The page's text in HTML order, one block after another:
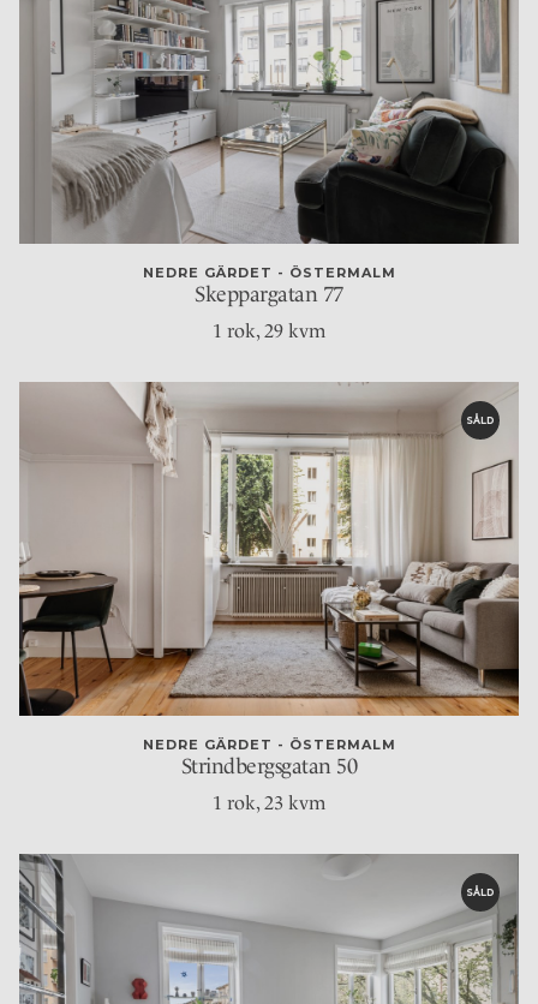
NEDRE GÄRDET - ÖSTERMALM
Skeppargatan 77
1 rok, 29 kvm
SÅLD
NEDRE GÄRDET - ÖSTERMALM
Strindbergsgatan 50
1 rok, 23 kvm
SÅLD